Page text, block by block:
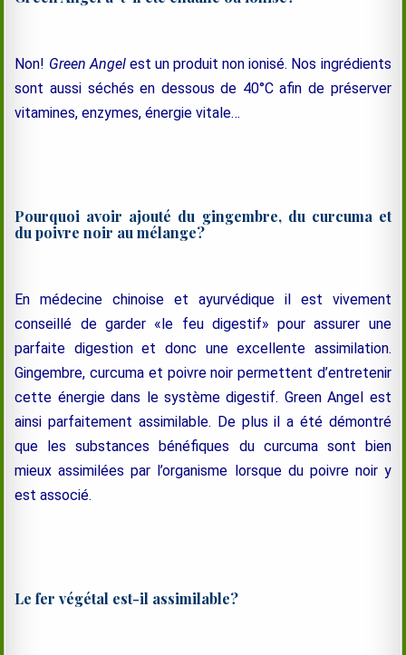
Non! Green Angel est un produit non ionisé. Nos ingrédients
sont aussi séchés en dessous de 40°C afin de préserver
vitamines, enzymes, énergie vitale…
Pourquoi avoir ajouté du gingembre, du curcuma et
du poivre noir au mélange?
En médecine chinoise et ayurvédique il est vivement
conseillé de garder «le feu digestif» pour assurer une
parfaite digestion et donc une excellente assimilation.
Gingembre, curcuma et poivre noir permettent d’entretenir
cette énergie dans le système digestif. Green Angel est
ainsi parfaitement assimilable. De plus il a été démontré
que les substances bénéfiques du curcuma sont bien
mieux assimilées par l’organisme lorsque du poivre noir y
est associé.
Le fer végétal est-il assimilable?